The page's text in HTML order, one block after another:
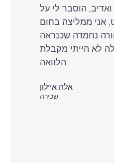
הוסבר לי על
אני ממליצה בחום
נחמדה שכנראה
לא הייתי מקבלת
הלוואה
אלה איילון
שכירה